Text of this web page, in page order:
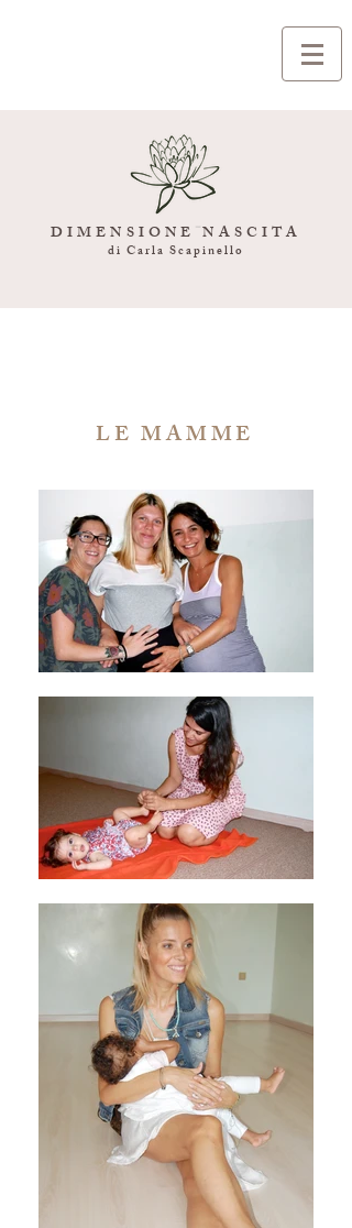
DIMENSIONE NASCITA
di Carla Scapinello
LE MAMME